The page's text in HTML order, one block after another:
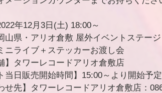
年12月3日(土) 18:00～
山県・アリオ倉敷 屋外イベントステージ
ニライブ＋ステッカーお渡し会
】タワーレコードアリオ倉敷店
当日販売開始時間】15:00～より開始予
せ先】タワーレコードアリオ倉敷店：